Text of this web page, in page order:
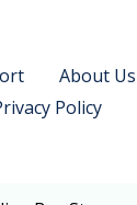
About Us
Policy